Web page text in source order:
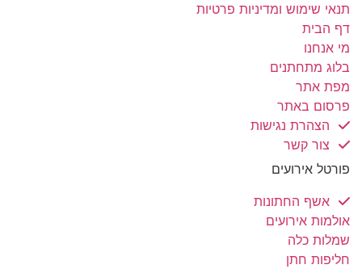
תנאי שימוש ומדיניות פרטיות
דף הבית
מי אנחנו
בלוג מתחתנים
מפת אתר
פרסום באתר
הצהרת נגישות
צור קשר
פורטל אירועים
אשף החתונות
אולמות אירועים
שמלות כלה
חליפות חתן